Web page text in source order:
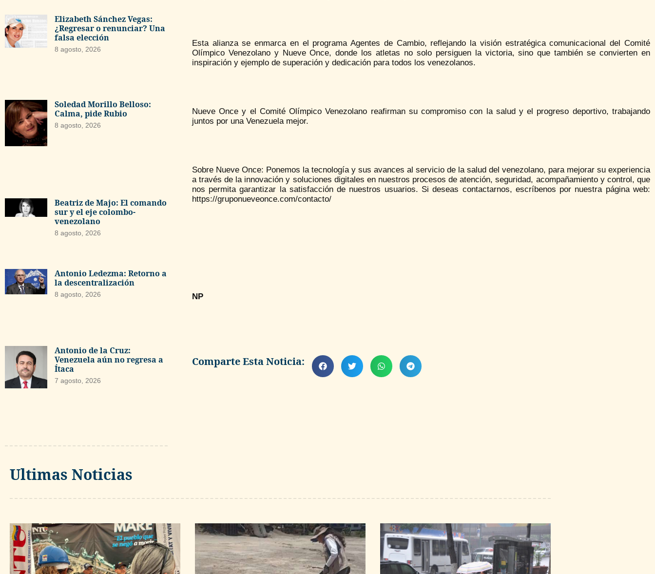
Elizabeth Sánchez Vegas:
¿Regresar o renunciar? Una
falsa elección
8 agosto, 2026
Soledad Morillo Belloso:
Calma, pide Rubio
8 agosto, 2026
Beatriz de Majo: El comando
sur y el eje colombo-
venezolano
8 agosto, 2026
Antonio Ledezma: Retorno a
la descentralización
8 agosto, 2026
Antonio de la Cruz:
Venezuela aún no regresa a
Ítaca
7 agosto, 2026
Esta alianza se enmarca en el programa Agentes de Cambio, reflejando la visión estratégica comunicacional del Comité
Olímpico Venezolano y Nueve Once, donde los atletas no solo persiguen la victoria, sino que también se convierten en
inspiración y ejemplo de superación y dedicación para todos los venezolanos.
Nueve Once y el Comité Olímpico Venezolano reafirman su compromiso con la salud y el progreso deportivo, trabajando
juntos por una Venezuela mejor.
Sobre Nueve Once: Ponemos la tecnología y sus avances al servicio de la salud del venezolano, para mejorar su experiencia
a través de la innovación y soluciones digitales en nuestros procesos de atención, seguridad, acompañamiento y control, que
nos permita garantizar la satisfacción de nuestros usuarios. Si deseas contactarnos, escríbenos por nuestra página web:
https://gruponueveonce.com/contacto/
NP
Comparte Esta Noticia:
Ultimas Noticias